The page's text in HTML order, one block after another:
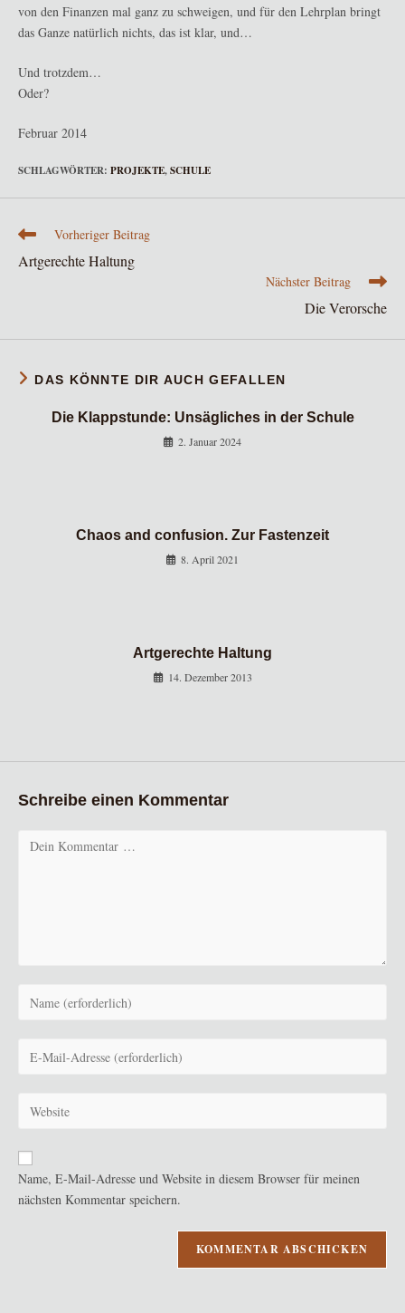
von den Finanzen mal ganz zu schweigen, und für den Lehrplan bringt
das Ganze natürlich nichts, das ist klar, und…
Und trotzdem…
Oder?
Februar 2014
SCHLAGWÖRTER: PROJEKTE,SCHULE
Weitere
ansehen
Vorheriger Beitrag
Artgerechte Haltung
Nächster Beitrag
Die Verorsche
DAS KÖNNTE DIR AUCH GEFALLEN
Die Klappstunde: Unsägliches in der Schule
2. Januar 2024
Chaos and confusion. Zur Fastenzeit
8. April 2021
Artgerechte Haltung
14. Dezember 2013
Schreibe einen Kommentar
Kommentar
oder
Kommentieren
Mail-
zum
Kommentieren
ein
URL
ein
(optional)
Name, E-Mail-Adresse und Website in diesem Browser für meinen
nächsten Kommentar speichern.